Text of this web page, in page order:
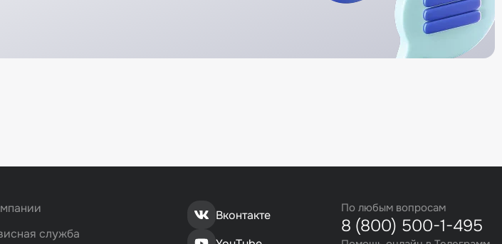
служба
Вконтакте
По любым вопросам
8 (800) 500-1-495